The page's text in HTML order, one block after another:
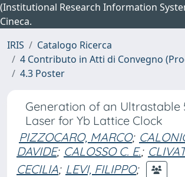
(Institutional Research Information
Cineca.
IRIS
Catalogo Ricerca
4 Contributo in Atti di Convegno
4.3 Poster
Generation of an Ultrastable
Laser for Yb Lattice Clock
PIZZOCARO, MARCO;
DAVIDE; CALOSSO C. E.;
CECILIA; LEVI, FILIPPO;